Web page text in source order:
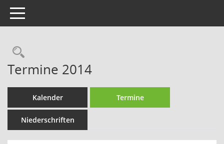
Toggle navigation
Rechercheauswahl
Termine 2014
Kalender Termine
Niederschriften